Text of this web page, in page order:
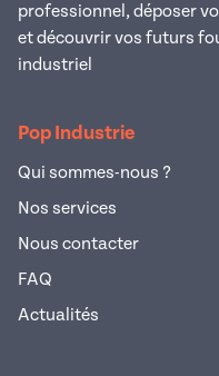
professionnel, déposer
et découvrir vos futurs
industriel
Pop Industrie
Qui sommes-nous ?
Nos services
Nous contacter
FAQ
Actualités